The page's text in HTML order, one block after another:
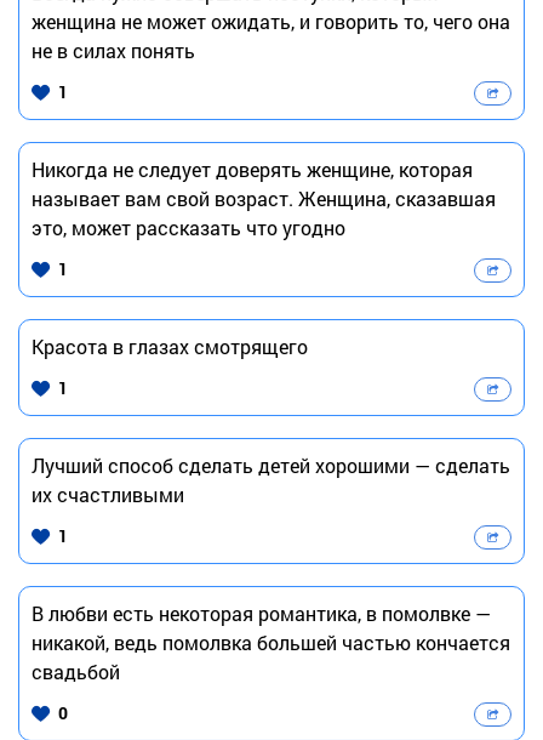
женщина не может ожидать, и говорить то, чего она
не в силах понять
1
Никогда не следует доверять женщине, которая
называет вам свой возраст. Женщина, сказавшая
это, может рассказать что угодно
1
Красота в глазах смотрящего
1
Лучший способ сделать детей хорошими — сделать
их счастливыми
1
В любви есть некоторая романтика, в помолвке —
никакой, ведь помолвка большей частью кончается
свадьбой
0